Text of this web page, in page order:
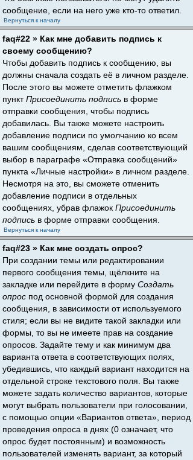
сообщение, если на него уже кто-то ответил.
Вернуться к началу
faq#22 » Как мне добавить подпись к
своему сообщению?
Чтобы добавить подпись к сообщению, вы
должны сначала создать её в личном разделе.
После этого вы можете отметить флажком
пунктПрисоединить подпись в форме
отправки сообщения, чтобы подпись
добавилась. Вы также можете настроить
добавление подписи по умолчанию ко всем
вашим сообщениям, сделав соответствующий
выбор в параграфе «Отправка сообщений»
пункта «Личные настройки» в личном разделе.
Несмотря на это, вы сможете отменить
добавление подписи в отдельных
сообщениях, убрав флажок Присоединить
подпись в форме отправки сообщения.
Вернуться к началу
faq#23 » Как мне создать опрос?
При создании темы или редактировании
первого сообщения темы, щёлкните на
закладке или перейдите в форму Создать
опрос под основной формой для создания
сообщения, в зависимости от используемого
стиля; если вы не видите такой закладки или
формы, то вы не имеете прав на создание
опросов. Задайте тему и как минимум два
варианта ответа в соответствующих полях,
убедившись, что каждый вариант находится на
отдельной строке текстового поля. Вы также
можете задать количество вариантов, которые
могут выбрать пользователи при голосовании,
с помощью опции «Вариантов ответа», период
проведения опроса в днях (0 означает, что
опрос будет постоянным) и возможность
пользователей изменять вариант, за который